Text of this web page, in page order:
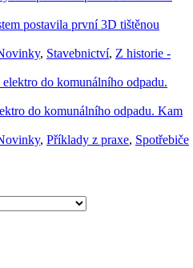
postavila první 3D tištěnou
, Stavebnictví, Z historie -
do komunálního odpadu. Kam
, Příklady z praxe, Spotřebiče